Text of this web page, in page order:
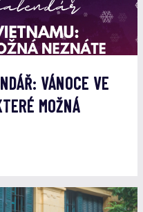
VÁNOCE VE
MOŽNÁ